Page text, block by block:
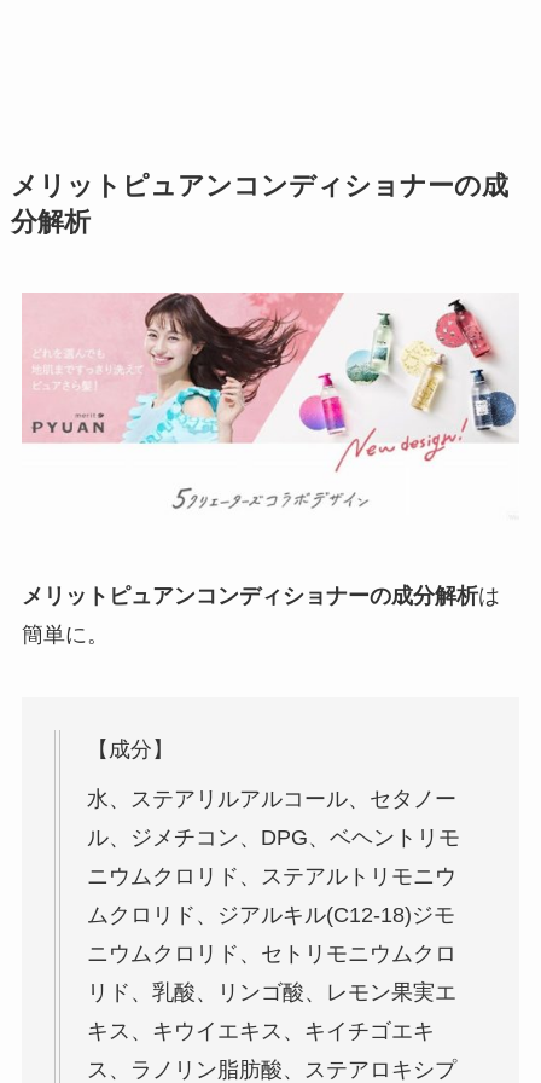
メリットピュアンコンディショナーの成
分解析
メリットピュアンコンディショナーの成分解析は
簡単に。
【成分】
水、ステアリルアルコール、セタノー
ル、ジメチコン、DPG、ベヘントリモ
ニウムクロリド、ステアルトリモニウ
ムクロリド、ジアルキル(C12-18)ジモ
ニウムクロリド、セトリモニウムクロ
リド、乳酸、リンゴ酸、レモン果実エ
キス、キウイエキス、キイチゴエキ
ス、ラノリン脂肪酸、ステアロキシプ